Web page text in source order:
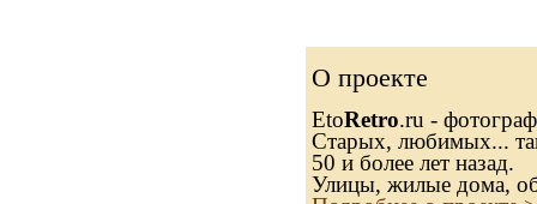
О проекте
EtoRetro.ru -
Старых, любимых...
50 и более лет назад.
Улицы, жилые дома,